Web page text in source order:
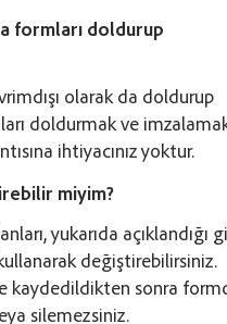
formları doldurup
olarak da doldurup
doldurmak ve
ihtiyacınız yoktur.
miyim?
yukarıda açıklandığı
değiştirebilirsiniz.
kaydedildikten sonra
silemezsiniz.